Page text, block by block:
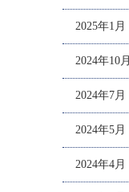
2025年1月
2024年10月
2024年7月
2024年5月
2024年4月